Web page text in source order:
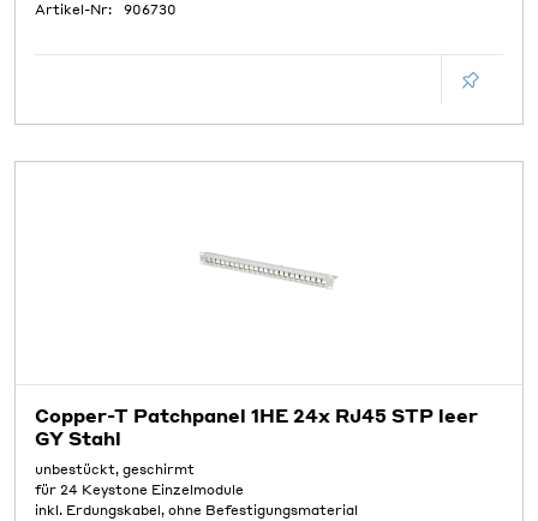
Artikel-Nr:
906730
Copper-T Patchpanel 1HE 24x RJ45 STP leer
GY Stahl
unbestückt, geschirmt
für 24 Keystone Einzelmodule
inkl. Erdungskabel, ohne Befestigungsmaterial